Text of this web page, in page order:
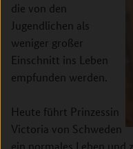
die von den
Jugendlichen als
weniger großer
Einschnitt ins Leben
empfunden werden.
Heute führt Prinzessin
Victoria von Schweden
ein normales Leben und